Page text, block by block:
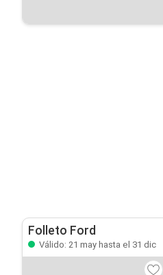
Folleto Ford
Válido: 21 may hasta el 31 dic